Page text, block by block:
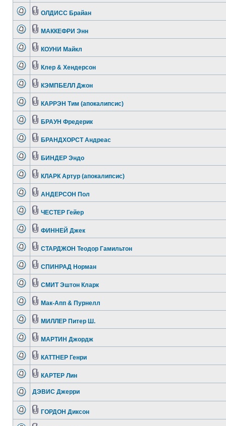
ОЛДИСС Брайан
МАККЕФРИ Энн
КОУНИ Майкл
Клер & Хендерсон
КЭМПБЕЛЛ Джон
КАРРЭН Тим (апокалипсис)
БРАУН Фредерик
БРАНДХОРСТ Андреас
БИНДЕР Эндо
КЛАРК Артур (апокалипсис)
АНДЕРСОН Пол
ЧЕСТЕР Гейер
ФИННЕЙ Джек
СТАРДЖОН Теодор Гамильтон
СПИНРАД Норман
СМИТ Эштон Кларк
Мак-Апп & Пурнелл
МИЛЛЕР Питер Ш.
МАРТИН Джордж
КАТТНЕР Генри
КАРТЕР Лин
ДЭВИС Джерри
ГОРДОН Диксон